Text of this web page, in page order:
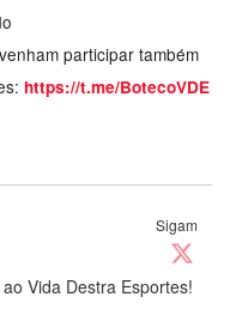
participar também
https://t.me/BotecoVDE
Sigam
Vida Destra Esportes!